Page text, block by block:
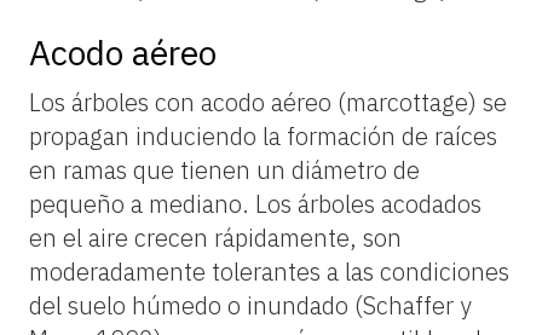
Acodo aéreo
Los árboles con acodo aéreo (marcottage) se
propagan induciendo la formación de raíces
en ramas que tienen un diámetro de
pequeño a mediano. Los árboles acodados
en elaire crecen rápidamente, son
moderadamente tolerantes a las condiciones
delsuelo húmedo o inundado (Schaffer y